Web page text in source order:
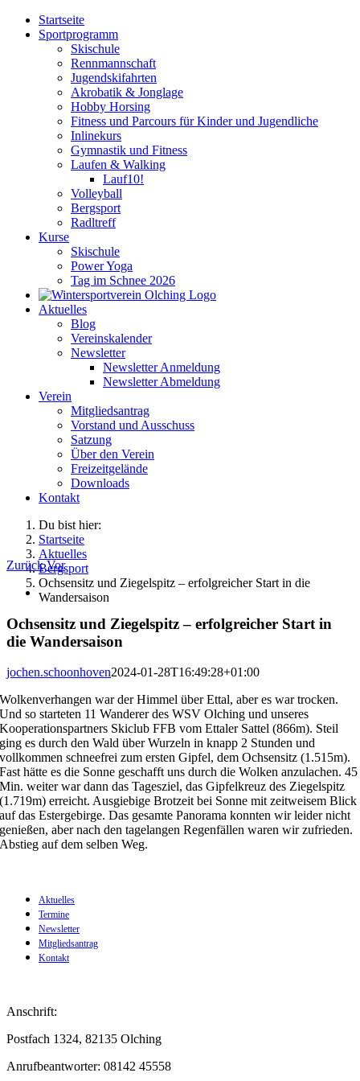
Zum
Inhalt
Startseite
Sportprogramm
Skischule
Rennmannschaft
Jugendskifahrten
Akrobatik & Jonglage
Hobby Horsing
Fitness und Parcours für Kinder und Jugendliche
Inlinekurs
Gymnastik und Fitness
Laufen & Walking
Lauf10!
Volleyball
Bergsport
Radltreff
Kurse
Skischule
Power Yoga
Tag im Schnee 2026
Aktuelles
Blog
Vereinskalender
Newsletter
Newsletter Anmeldung
Newsletter Abmeldung
Verein
Mitgliedsantrag
Vorstand und Ausschuss
Satzung
Über den Verein
Freizeitgelände
Downloads
Kontakt
Du bist hier:
Startseite
Aktuelles
Bergsport
Ochsensitz und Ziegelspitz – erfolgreicher Start in die
Wandersaison
Zurück Vor
Zeige
grösseres
Bild
Ochsensitz und Ziegelspitz – erfolgreicher Start in
die Wandersaison
jochen.schoonhoven2024-01-28T16:49:28+01:00
Wolkenverhangen war der Himmel über Ettal, aber es war trocken.
Und so starteten 11 Wanderer des WSV Olching und unseres
Kooperationspartners Skiclub FFB vom Ettaler Sattel (866m). Steil
ging es durch den Wald über Wurzeln in knapp 2 Stunden und
vollkommen schneefrei zum ersten Gipfel, dem Ochsensitz (1.515m).
Fast hätte es die Sonne geschafft uns durch die Wolken anzulachen. 45
Min. weiter war dann das Tagesziel, das Gipfelkreuz des Ziegelspitz
(1.719m) erreicht. Ausgiebige Brotzeit bei Sonne mit zeitweisem Blick
auf das Estergebirge. Das gesamte Panorama konnten wir leider nicht
genießen, aber nach den tagelangen Regenfällen waren wir zufrieden.
Abstieg auf dem selben Weg.
Aktuelles
Termine
Newsletter
Mitgliedsantrag
Kontakt
Anschrift:
Postfach 1324, 82135 Olching
Anrufbeantworter: 08142 45558